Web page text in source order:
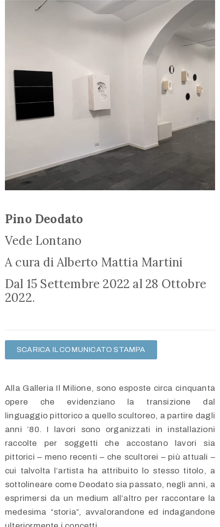
Pino Deodato
Vede Lontano
A cura di Alberto Mattia Martini
Dal 15 Settembre 2022 al 28 Ottobre
2022.
SCARICA IL COMUNICATO STAMPA
Alla Galleria Il Milione, sono esposte circa cinquanta
opere che evidenziano la transizione dal
linguaggio pittorico a quello scultoreo, a partire dagli
anni ’80. I lavori sono organizzati in installazioni
raccolte per soggetti che accostano lavori sia
pittorici – meno recenti – che scultorei – più attuali –
cui talvolta l’artista ha attribuito lo stesso titolo, a
sottolineare come Deodato sia passato, negli anni, a
esprimersi da un medium all’altro per raccontare la
medesima “storia”, avvalorandone ed indagandone